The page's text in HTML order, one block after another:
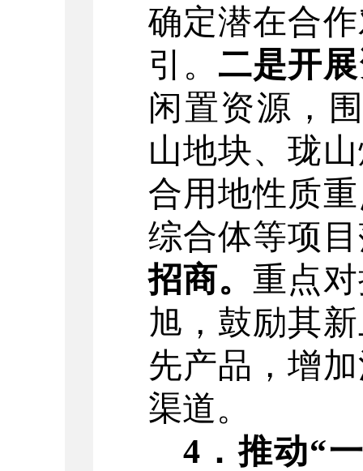
确定潜在合
引 。 二是开
闲置资源，
山地块、珑
合用地性质
综合体等项
招商。 重点
旭，鼓励其
先产品，增
渠道。
4．推动“